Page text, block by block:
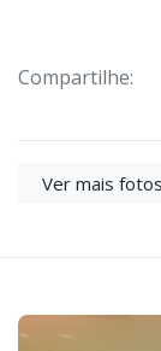
Compartilhe:
Ver mais fotos